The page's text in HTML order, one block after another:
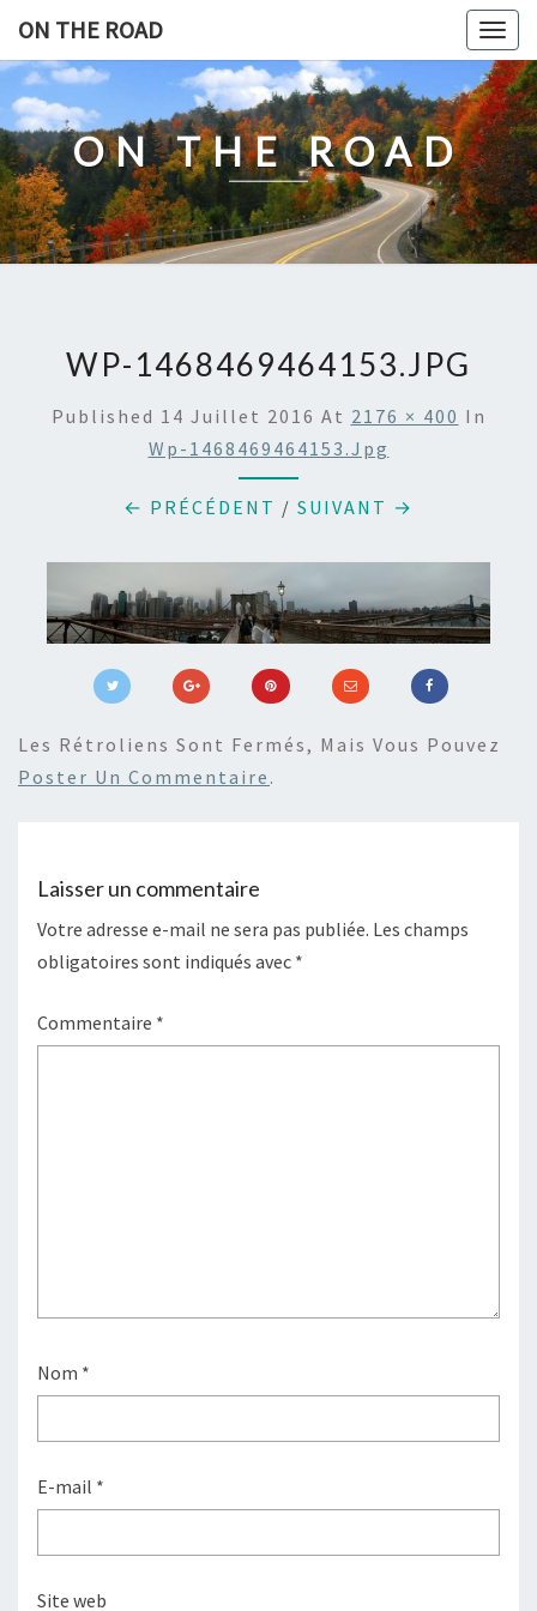
content
ON THE ROAD
ON THE ROAD
WP-1468469464153.JPG
Published 14 Juillet 2016 At 2176 × 400 In
Wp-1468469464153.jpg
← PRÉCÉDENT / SUIVANT →
Les Rétroliens Sont Fermés, Mais Vous Pouvez
Poster Un Commentaire .
Laisser un commentaire
Votre adresse e-mail ne sera pas publiée. Les champs
obligatoires sont indiqués avec *
Commentaire *
Nom *
E-mail *
Site web